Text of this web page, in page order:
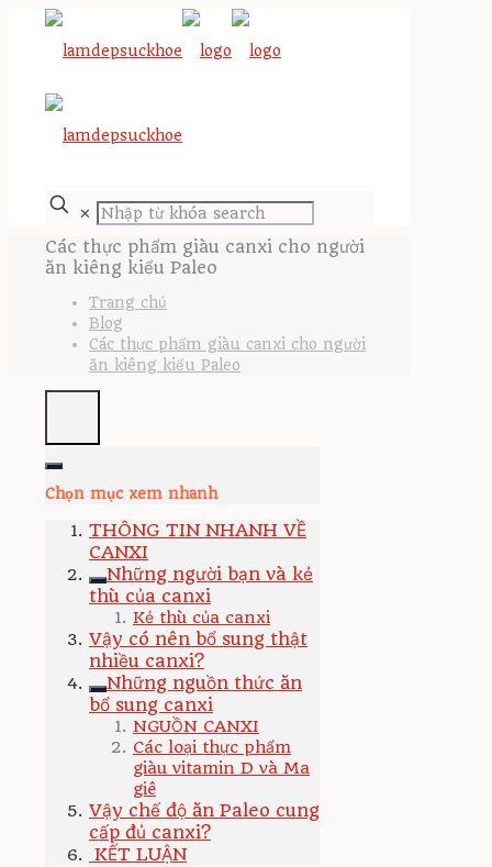
✕
Các thực phẩm giàu canxi cho người
ăn kiêng kiểu Paleo
Trang chủ
Blog
Các thực phẩm giàu canxi cho người
ăn kiêng kiểu Paleo
Chọn mục xem nhanh
THÔNG TIN NHANH VỀ
CANXI
Những người bạn và kẻ
thù của canxi
Kẻ thù của canxi
Vậy có nên bổ sung thật
nhiều canxi?
Những nguồn thức ăn
bổ sung canxi
NGUỒN CANXI
Các loại thực phẩm
giàu vitamin D và Ma
giê
Vậy chế độ ăn Paleo cung
cấp đủ canxi?
KẾT LUẬN